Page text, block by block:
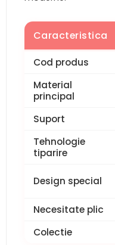
Caracteristica
Cod produs
Material
principal
Suport
Tehnologie
tiparire
Design special
Necesitate plic
Colectie